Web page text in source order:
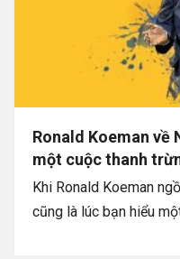
Ronald Koeman về
một cuộc thanh
Khi Ronald Koeman
cũng là lúc bạn hiểu